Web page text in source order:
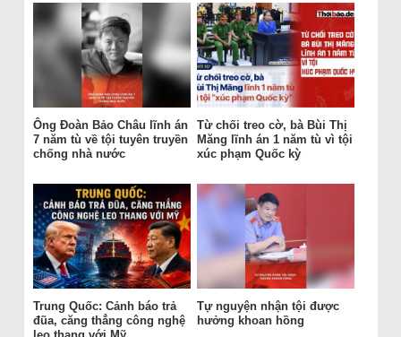
Ông Đoàn Bảo Châu lĩnh án
7 năm tù về tội tuyên truyền
chống nhà nước
Từ chối treo cờ, bà Bùi Thị
Măng lĩnh án 1 năm tù vì tội
xúc phạm Quốc kỳ
Trung Quốc: Cảnh báo trả
đũa, căng thẳng công nghệ
Tự nguyện nhận tội được
hưởng khoan hồng